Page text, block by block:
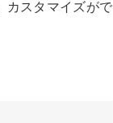
カスタマイズがで